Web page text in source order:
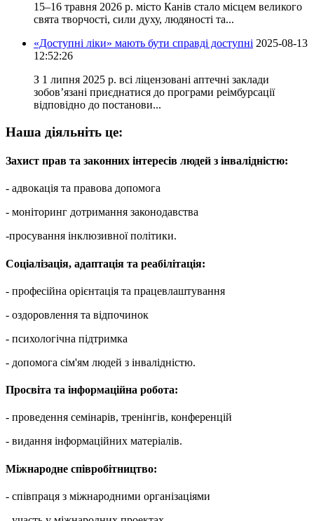
15–16 травня 2026 р. місто Канів стало місцем великого
свята творчості, сили духу, людяності та...
«Доступні ліки» мають бути справді доступні 2025-08-13
12:52:26
З 1 липня 2025 р. всі ліцензовані аптечні заклади
зобов’язані приєднатися до програми реімбурсації
відповідно до постанови...
Наша діяльніть це:
Захист прав та законних інтересів людей з інвалідністю:
- адвокація та правова допомога
- моніторинг дотримання законодавства
-просування інклюзивної політики.
Соціалізація, адаптація та реабілітація:
- професійна орієнтація та працевлаштування
- оздоровлення та відпочинок
- психологічна підтримка
- допомога сім'ям людей з інвалідністю.
Просвіта та інформаційна робота:
- проведення семінарів, тренінгів, конференцій
- видання інформаційних матеріалів.
Міжнародне співробітництво:
- співпраця з міжнародними організаціями